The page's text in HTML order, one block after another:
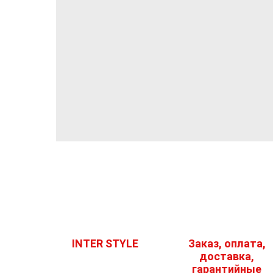
INTER STYLE
Заказ, оплата,
доставка,
гарантийные